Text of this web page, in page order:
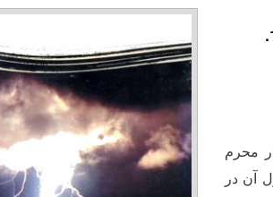
محرم
آن در